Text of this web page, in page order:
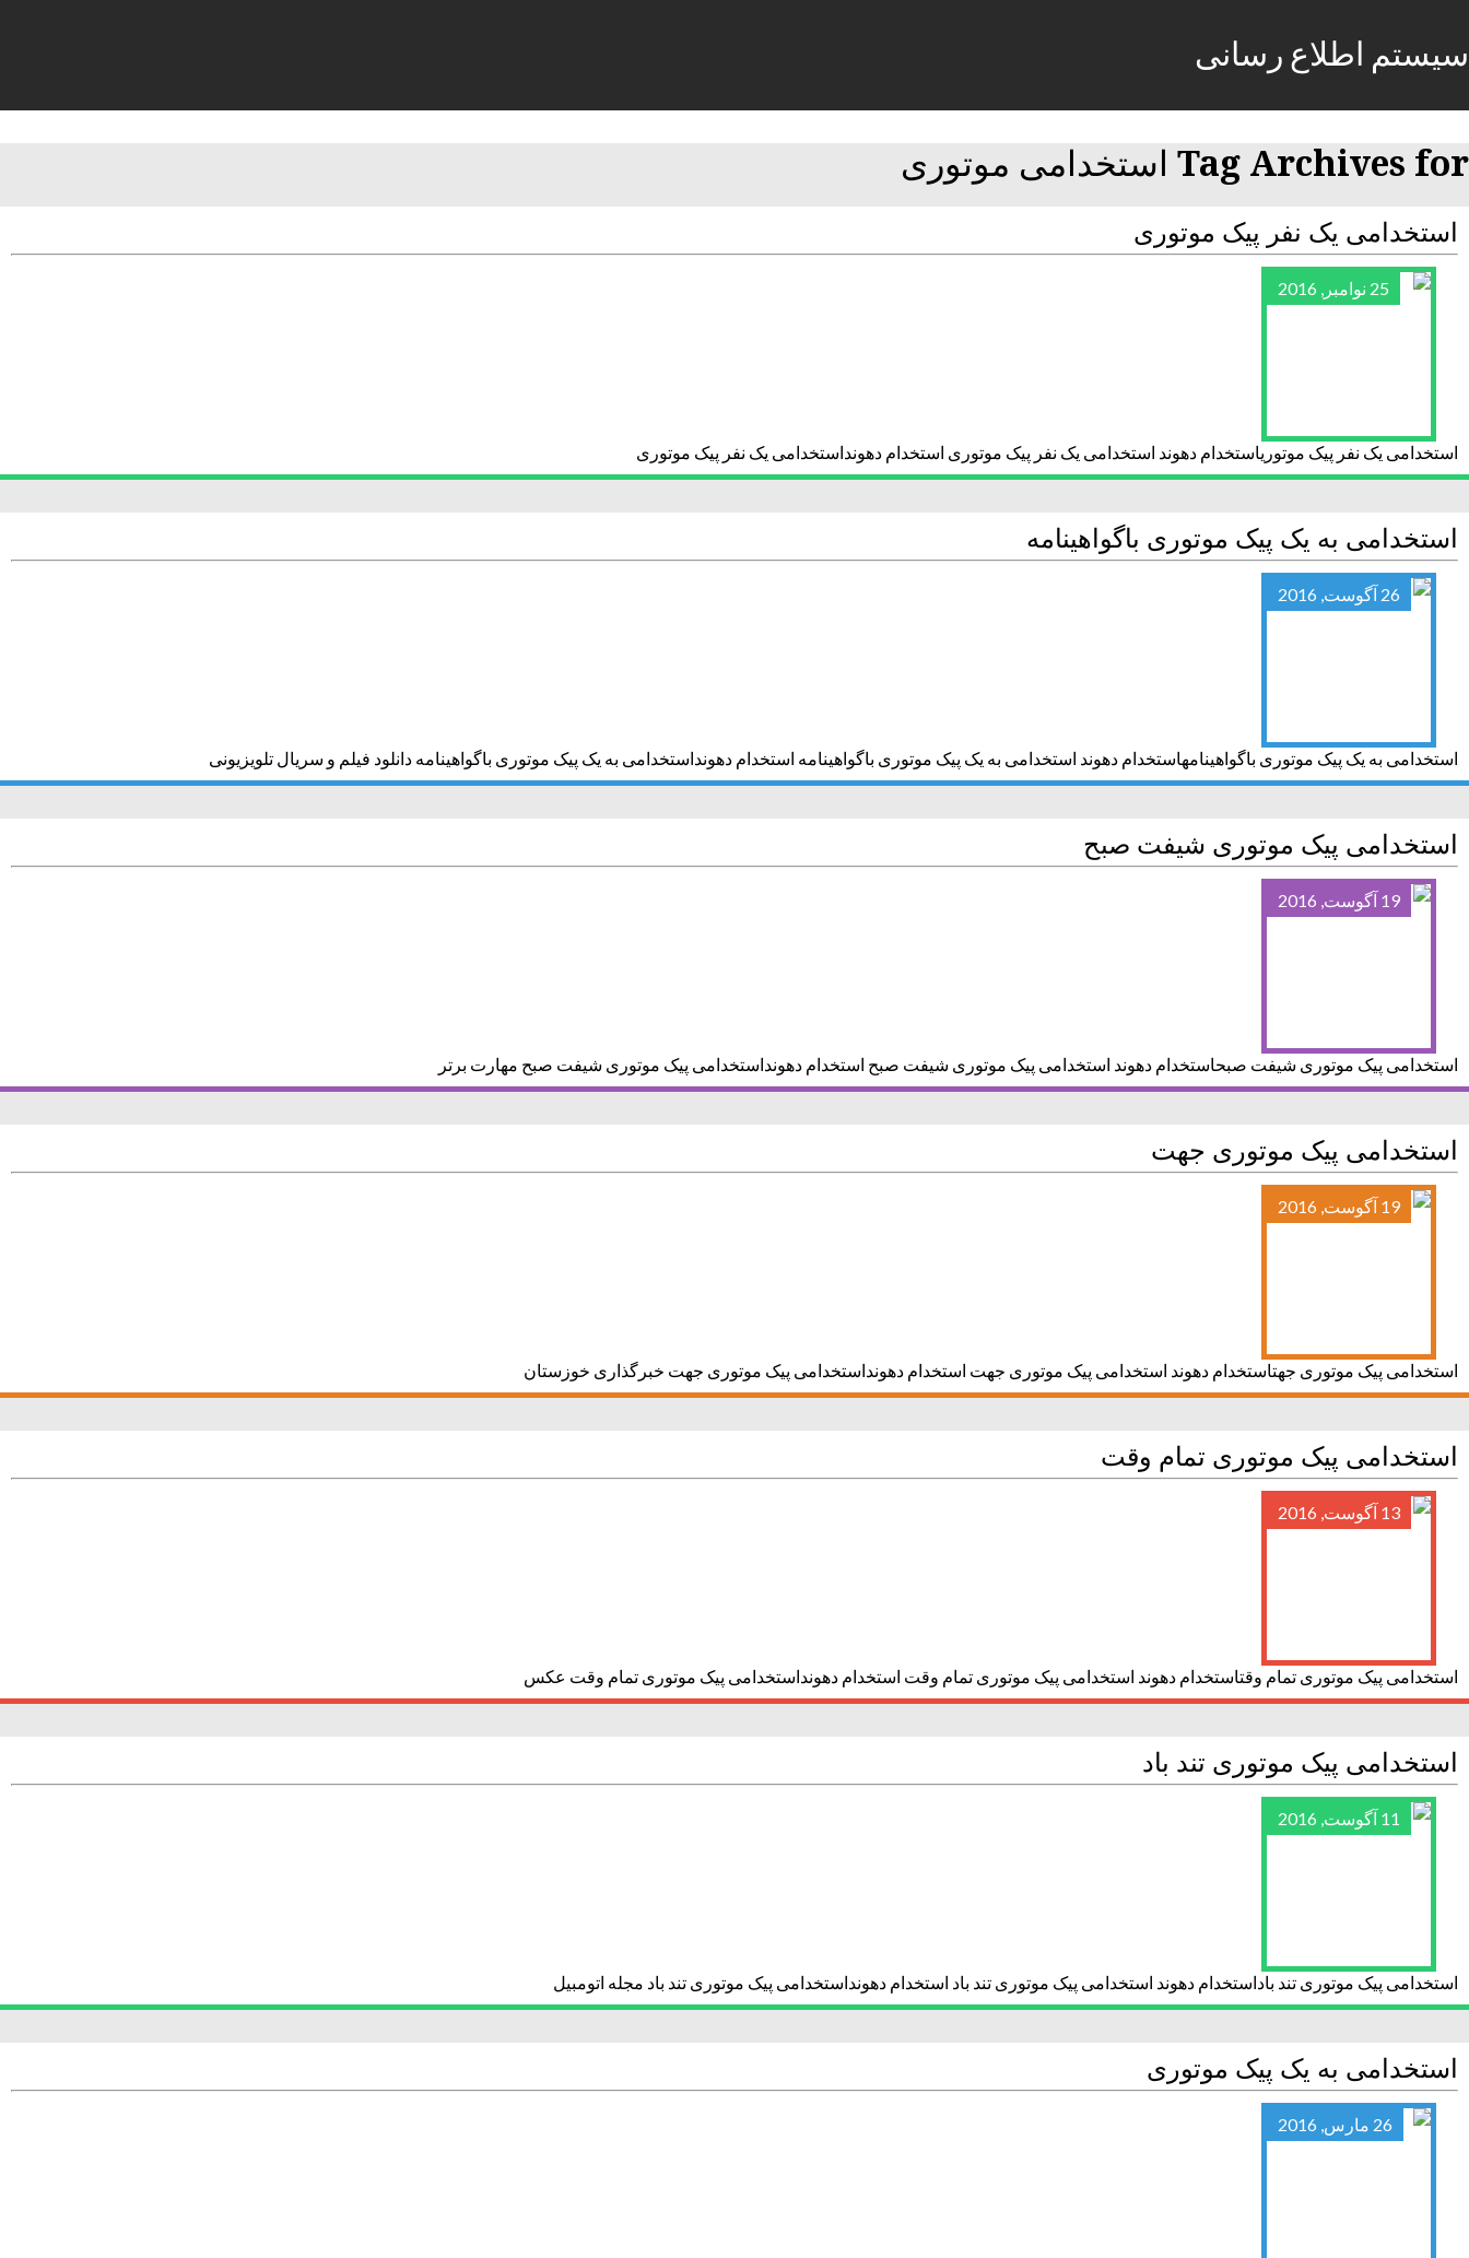
سیستم اطلاع رسانی
Tag Archives for استخدامی موتوری
استخدامی یک نفر پیک موتوری
25 نوامبر, 2016
استخدامی یک نفر پیک موتوریاستخدام دهوند استخدامی یک نفر پیک موتوری استخدام دهونداستخدامی یک نفر پیک موتوری
استخدامی به یک پیک موتوری باگواهینامه
26 آگوست, 2016
استخدامی به یک پیک موتوری باگواهینامهاستخدام دهوند استخدامی به یک پیک موتوری باگواهینامه استخدام دهونداستخدامی به یک پیک موتوری باگواهینامه دانلود فیلم و سریال تلویزیونی
استخدامی پیک موتوری شیفت صبح
19 آگوست, 2016
استخدامی پیک موتوری شیفت صبحاستخدام دهوند استخدامی پیک موتوری شیفت صبح استخدام دهونداستخدامی پیک موتوری شیفت صبح مهارت برتر
استخدامی پیک موتوری جهت
19 آگوست, 2016
استخدامی پیک موتوری جهتاستخدام دهوند استخدامی پیک موتوری جهت استخدام دهونداستخدامی پیک موتوری جهت خبرگذاری خوزستان
استخدامی پیک موتوری تمام وقت
13 آگوست, 2016
استخدامی پیک موتوری تمام وقتاستخدام دهوند استخدامی پیک موتوری تمام وقت استخدام دهونداستخدامی پیک موتوری تمام وقت عکس
استخدامی پیک موتوری تند باد
11 آگوست, 2016
استخدامی پیک موتوری تند باداستخدام دهوند استخدامی پیک موتوری تند باد استخدام دهونداستخدامی پیک موتوری تند باد مجله اتومبیل
استخدامی به یک پیک موتوری
26 مارس, 2016